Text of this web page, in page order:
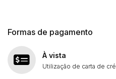
Formas de pagamento
À vista
Utilização de carta de
Envie sua Proposta
(Art. 895, CPC)
Histórico de
Habilite-se para efetuar
propostas